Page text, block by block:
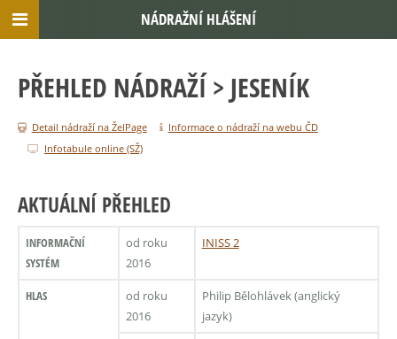
PŘEHLED NÁDRAŽÍ > JESENÍK
Detail nádraží na ŽelPage
Informace o nádraží na webu ČD
Infotabule online (SŽ)
AKTUÁLNÍ PŘEHLED
INFORMAČNÍ
SYSTÉM
od roku
2016
INISS 2
HLAS
od roku
2016
Philip Bělohlávek (anglický
jazyk)
NÁDRAŽNÍ HLÁŠENÍ